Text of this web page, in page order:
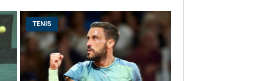
TENIS